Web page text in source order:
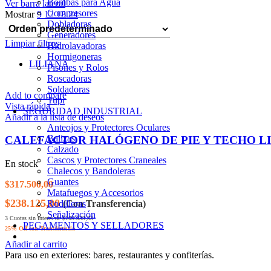
Compresores
Dobladoras
Generadores
Hidrolavadoras
Hormigoneras
Pisones y Rolos
Roscadoras
Soldadoras
Tupi
SEGURIDAD INDUSTRIAL
Anteojos y Protectores Oculares
Balizas
Calzado
Cascos y Protectores Craneales
Chalecos y Bandoleras
Guantes
Matafuegos y Accesorios
Rodilleras
Señalización
PEGAMENTOS Y SELLADORES
Ver barra lateral
Mostrar9 121824
Limpiar filtros
LILIANA
Add to compare
Vista rápida
Añadir a la lista de deseos
CALEFACTOR HALÓGENO DE PIE Y TECHO
En stock
$317.500,00
$238.125,00(Con Transferencia)
3 Cuotas sin interes de $105.833,33
25% Off con Transferencia
Añadir al carrito
Para uso en exteriores: bares, restaurantes y confiterías.